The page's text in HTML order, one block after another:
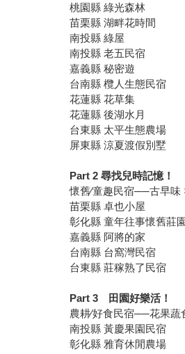
桃園縣 綠光森林
苗栗縣 湖畔花時間
南投縣 綠屋
南投縣 老五民宿
嘉義縣 秘密遊
台南縣 欖人生態民宿
花蓮縣 花草集
花蓮縣 後湖水月
台東縣 太平生態農場
屏東縣 涼夏渡假別墅
Part 2 尋找兒時記憶！
懷舊∕童趣民宿──古早味
苗栗縣 卓也小屋
彰化縣 童年往事懷舊莊
嘉義縣 阿將的家
台南縣 台窩灣民宿
台東縣 莊稼熟了民宿
Part 3 田園好樂活！
農耕∕好食民宿──花果蔬
南投縣 黃慶果園民宿
彰化縣 雅育休閒農場